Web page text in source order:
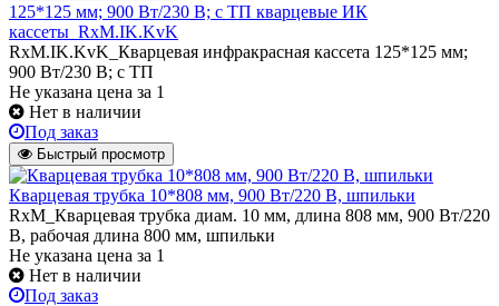
125*125 мм; 900 Вт/230 В; с ТП кварцевые ИК
кассеты_RxM.IK.KvK
RxM.IK.KvK_Кварцевая инфракрасная кассета 125*125 мм;
900 Вт/230 В; с ТП
Не указана цена за 1
Нет в наличии
Под заказ
Быстрый просмотр
Кварцевая трубка 10*808 мм, 900 Вт/220 В, шпильки
RxM_Кварцевая трубка диам. 10 мм, длина 808 мм, 900 Вт/220
В, рабочая длина 800 мм, шпильки
Не указана цена за 1
Нет в наличии
Под заказ